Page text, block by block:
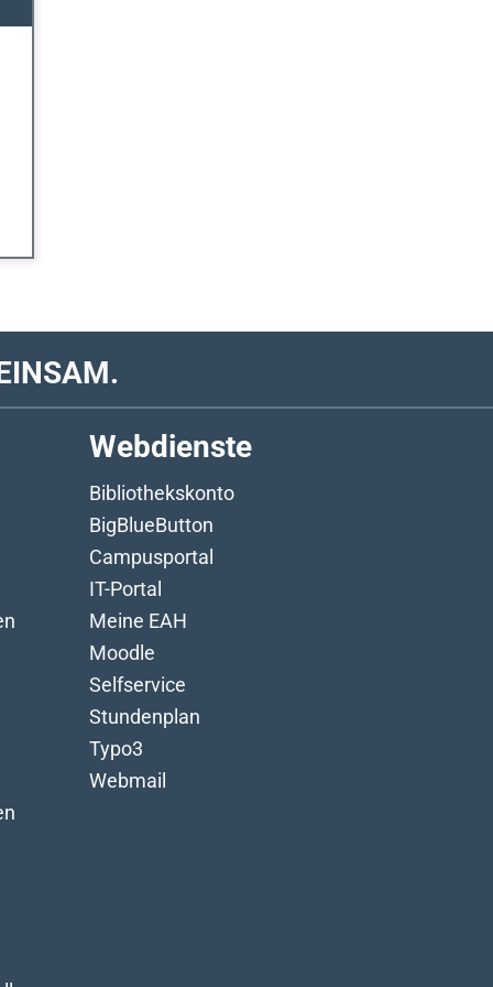
Webdienste
Bibliothekskonto
BigBlueButton
Campusportal
IT-Portal
Meine EAH
Moodle
Selfservice
Stundenplan
Typo3
Webmail